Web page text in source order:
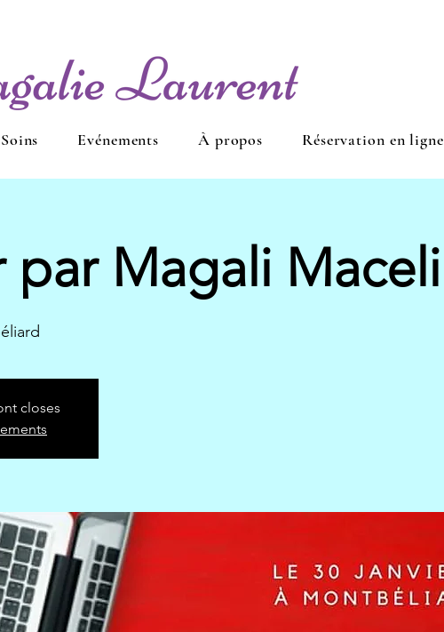
Evénements À propos Réservation en ligne
par Magali Maceli
closes